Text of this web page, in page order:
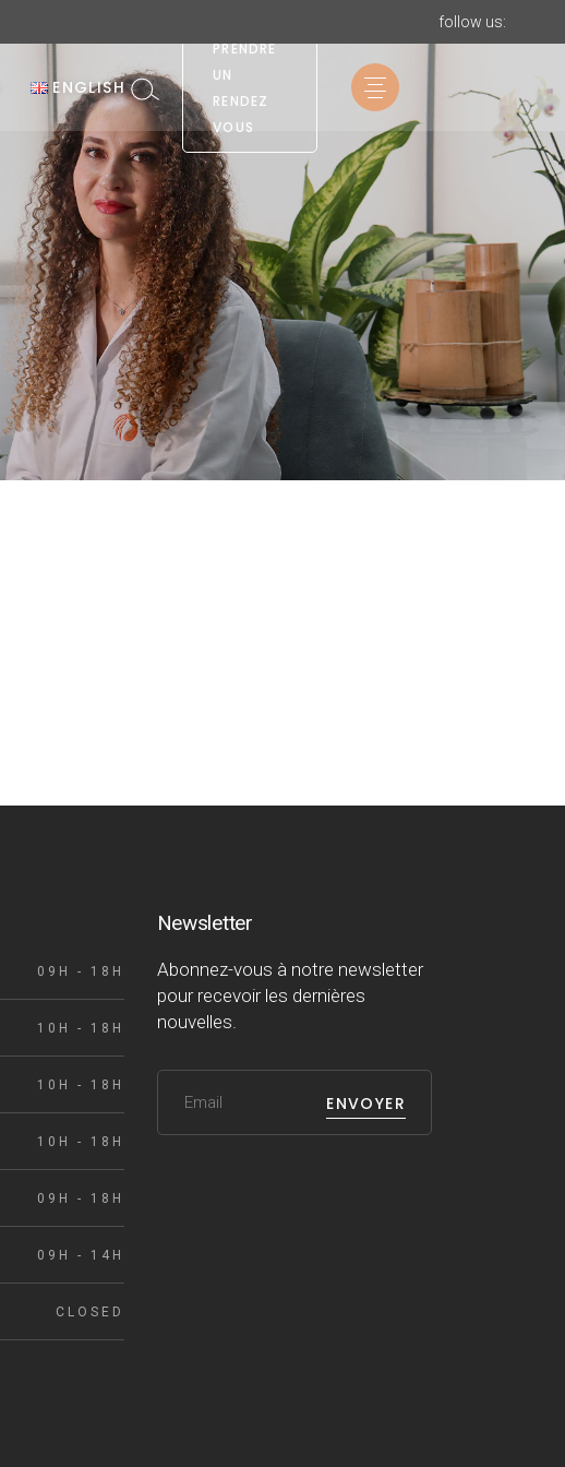
follow us:
ENGLISH
PRENDRE
UN
RENDEZ
VOUS
09H - 18H
10H - 18H
10H - 18H
10H - 18H
09H - 18H
09H - 14H
CLOSED
Newsletter
Abonnez-vous à notre newsletter
pour recevoir les dernières
nouvelles.
ENVOYER